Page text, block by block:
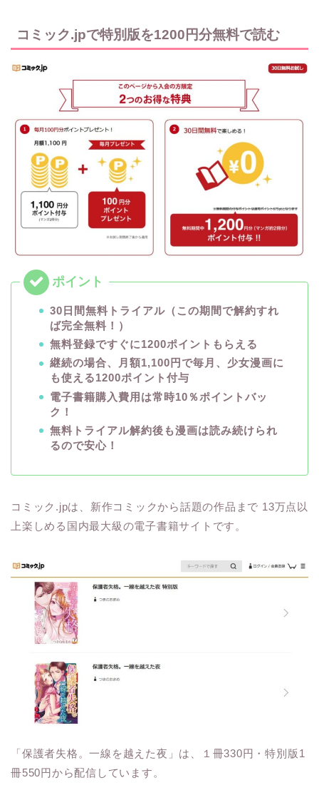
コミック.jpで特別版を1200円分無料で読む
30日間無料トライアル（この期間で解約すれ
ば完全無料！）
無料登録ですぐに1200ポイントもらえる
継続の場合、月額1,100円で毎月、少女漫画に
も使える1200ポイント付与
電子書籍購入費用は常時10％ポイントバッ
ク！
無料トライアル解約後も漫画は読み続けられ
るので安心！
コミック.jpは、新作コミックから話題の作品まで 13万点以
上楽しめる国内最大級の電子書籍サイトです。
「保護者失格。一線を越えた夜」は、１冊330円・特別版1
冊550円から配信しています。